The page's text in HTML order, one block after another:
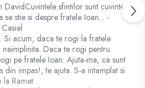
DavidCuvintele sfintilor sunt cuvinte
stie si despre fratele Ioan... -
Si acum, daca te rogi la fratele
Daca te rogi pentru
pe fratele Ioan: Ajuta-ma, ca sunt
din impas!, te ajuta. S-a intamplat si
la Ramet